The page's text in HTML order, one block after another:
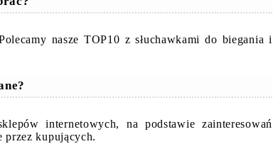
nasze TOP10 z słuchawkami do biegania i
internetowych, na podstawie zainteresowań
przez kupujących.